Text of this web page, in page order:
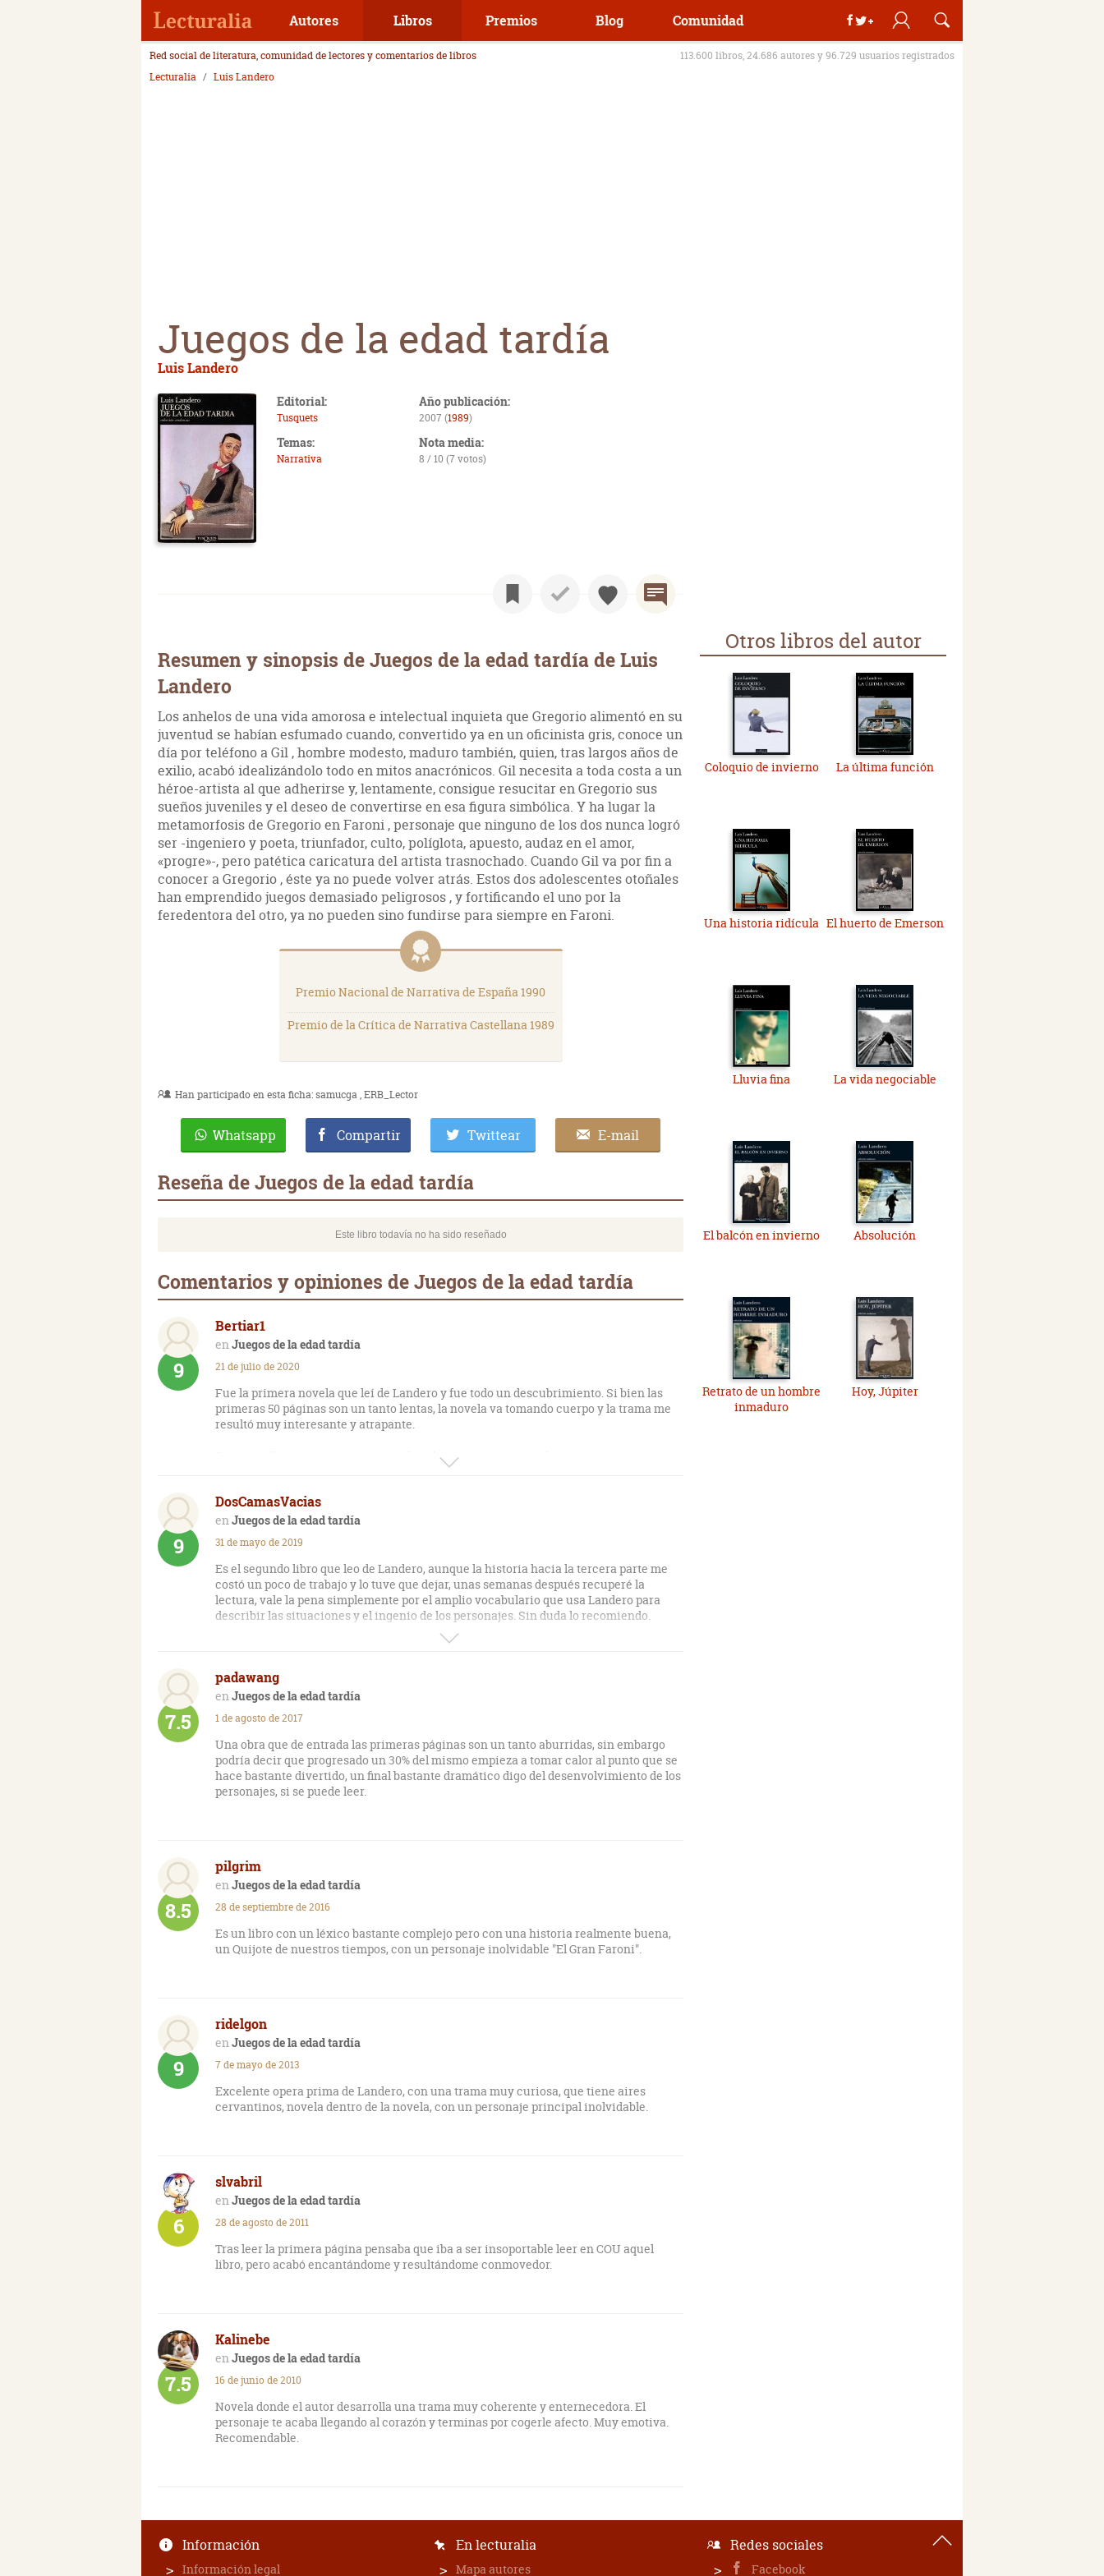
Autores Libros Premios Blog Comunidad
Red social de literatura, comunidad de lectores y comentarios de libros
113.600 libros, 24.686 autores y 96.729 usuarios registrados
Lecturalia
Luis Landero
Juegos de la edad tardía
Luis Landero
Editorial:
Tusquets
Año publicación:
2007 (1989)
Temas:
Narrativa
Nota media:
8 / 10 (7 votos)
Resumen y sinopsis de Juegos de la edad tardía de Luis
Landero
Los anhelos de una vida amorosa e intelectual inquieta que Gregorio alimentó en su
juventud se habían esfumado cuando, convertido ya en un oficinista gris, conoce un
día por teléfono a Gil , hombre modesto, maduro también, quien, tras largos años de
exilio, acabó idealizándolo todo en mitos anacrónicos. Gil necesita a toda costa a un
héroe-artista al que adherirse y, lentamente, consigue resucitar en Gregorio sus
sueños juveniles y el deseo de convertirse en esa figura simbólica. Y ha lugar la
metamorfosis de Gregorio en Faroni , personaje que ninguno de los dos nunca logró
ser -ingeniero y poeta, triunfador, culto, políglota, apuesto, audaz en el amor,
«progre»-, pero patética caricatura del artista trasnochado. Cuando Gil va por fin a
conocer a Gregorio , éste ya no puede volver atrás. Estos dos adolescentes otoñales
han emprendido juegos demasiado peligrosos , y fortificando el uno por la
feredentora del otro, ya no pueden sino fundirse para siempre en Faroni.
Premio Nacional de Narrativa de España 1990
Premio de la Crítica de Narrativa Castellana 1989
Han participado en esta ficha:samucga ERB_Lector
Whatsapp Compartir Twittear E-mail
Reseña de Juegos de la edad tardía
Este libro todavía no ha sido reseñado
Comentarios y opiniones de Juegos de la edad tardía
Bertiar1
Juegos de la edad tardía
9 21 de julio de 2020
Fue la primera novela que leí de Landero y fue todo un descubrimiento. Si bien las
primeras 50 páginas son un tanto lentas, la novela va tomando cuerpo y la trama me
resultó muy interesante y atrapante.
Es maravilloso sentir que una novela te hace pensar acerca de cómo esos personajes
condimentan sus vidas; observar a través de ella, como buscan la manera de
cierta fantasía, que al volverse intensa, se transforma en algo más válido que
cualquier realidad.
Más allá del inmejorable concepto que me despierta esta novela - escrita además, de
manera exquisita- se qué tal vez no sea para todos los gustos.
DosCamasVacias
Juegos de la edad tardía
9 31 de mayo de 2019
Es el segundo libro que leo de Landero, aunque la historia hacia la tercera parte me
costó un poco de trabajo y lo tuve que dejar, unas semanas después recuperé la
lectura, vale la pena simplemente por el amplio vocabulario que usa Landero para
describir las situaciones y el ingenio de los personajes. Sin duda lo recomiendo.
padawang
Juegos de la edad tardía
7.5 1 de agosto de 2017
Una obra que de entrada las primeras páginas son un tanto aburridas, sin embargo
podría decir que progresado un 30% del mismo empieza a tomar calor al punto que se
hace bastante divertido, un final bastante dramático digo del desenvolvimiento de los
personajes, si se puede leer.
pilgrim
Juegos de la edad tardía
8.5 28 de septiembre de 2016
Es un libro con un léxico bastante complejo pero con una historia realmente buena,
un Quijote de nuestros tiempos, con un personaje inolvidable "El Gran Faroni".
ridelgon
Juegos de la edad tardía
9 7 de mayo de 2013
Excelente opera prima de Landero, con una trama muy curiosa, que tiene aires
cervantinos, novela dentro de la novela, con un personaje principal inolvidable.
slvabril
Juegos de la edad tardía
6 28 de agosto de 2011
Tras leer la primera página pensaba que iba a ser insoportable leer en COU aquel
libro, pero acabó encantándome y resultándome conmovedor.
Kalinebe
Juegos de la edad tardía
7.5 16 de junio de 2010
Novela donde el autor desarrolla una trama muy coherente y enternecedora. El
personaje te acaba llegando al corazón y terminas por cogerle afecto. Muy emotiva.
Recomendable.
Otros libros del autor
Coloquio de invierno La última función
Una historia ridícula El huerto de Emerson
Lluvia fina La vida negociable
El balcón en invierno Absolución
Retrato de un hombre
inmaduro
Hoy, Júpiter
Información
Información legal
En lecturalia
Mapa autores
Redes sociales
Facebook